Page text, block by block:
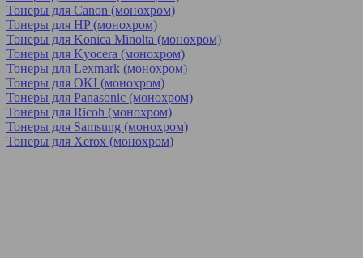
Тонеры для Canon (монохром)
Тонеры для HP (монохром)
Тонеры для Konica Minolta (монохром)
Тонеры для Kyocera (монохром)
Тонеры для Lexmark (монохром)
Тонеры для OKI (монохром)
Тонеры для Panasonic (монохром)
Тонеры для Ricoh (монохром)
Тонеры для Samsung (монохром)
Тонеры для Xerox (монохром)